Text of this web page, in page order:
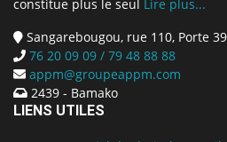
constitue plus le seul Lire plus...
Sangarebougou, rue 110, Porte 39
76 20 09 09 / 79 48 88 88
appm@groupeappm.com
2439 - Bamako
LIENS UTILES